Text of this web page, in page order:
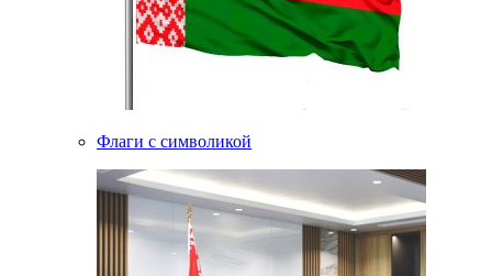
Флаги с символикой